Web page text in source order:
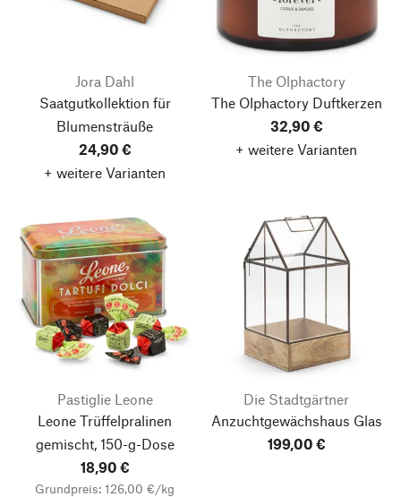
Jora Dahl
Saatgutkollektion für
Blumensträuße
24,90 €
+ weitere Varianten
The Olphactory
The Olphactory Duftkerzen
32,90 €
+ weitere Varianten
Pastiglie Leone
Leone Trüffelpralinen
gemischt, 150-g-Dose
18,90 €
Grundpreis: 126,00 €/kg
Die Stadtgärtner
Anzuchtgewächshaus Glas
199,00 €